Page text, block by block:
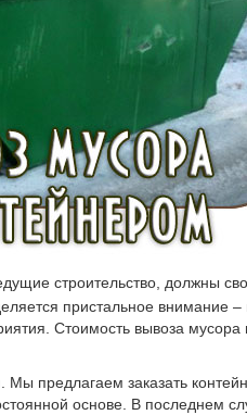
строительство, должны
пристальное внимание
Стоимость вывоза
предлагаем заказать
основе. В последнем